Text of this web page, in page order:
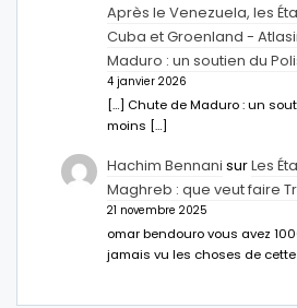
Après le Venezuela, les
Cuba et Groenland -
Maduro : un soutien du
4 janvier 2026
[…] Chute de Maduro : un
moins […]
Hachim Bennani surLes
Maghreb : que veut faire
21 novembre 2025
omar bendouro vous avez
jamais vu les choses de